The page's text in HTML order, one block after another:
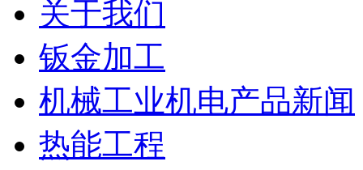
关于我们
钣金加工
机械工业机电产品新闻
热能工程